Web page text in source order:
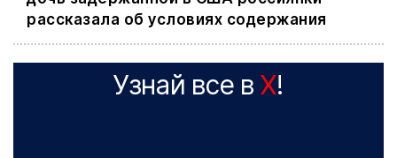
рассказала об условиях содержания
Узнай все в X!